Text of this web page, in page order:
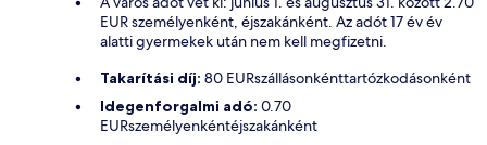
EUR személyenként, éjszakánként. Az adót 17 év év
alatti gyermekek után nem kell megfizetni.
Takarítási díj: 80 EURszállásonkénttartózkodásonként
Idegenforgalmi adó: 0.70
EURszemélyenkéntéjszakánként